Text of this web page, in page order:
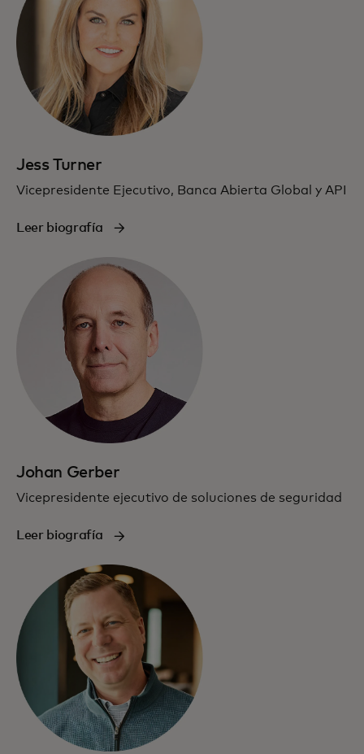
Jess Turner
Vicepresidente Ejecutivo, Banca Abierta Global y API
Leer biografía
Johan Gerber
Vicepresidente ejecutivo de soluciones de seguridad
Leer biografía